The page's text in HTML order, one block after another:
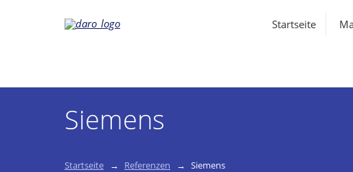
Startseite
Siemens
Startseite Referenzen Siemens